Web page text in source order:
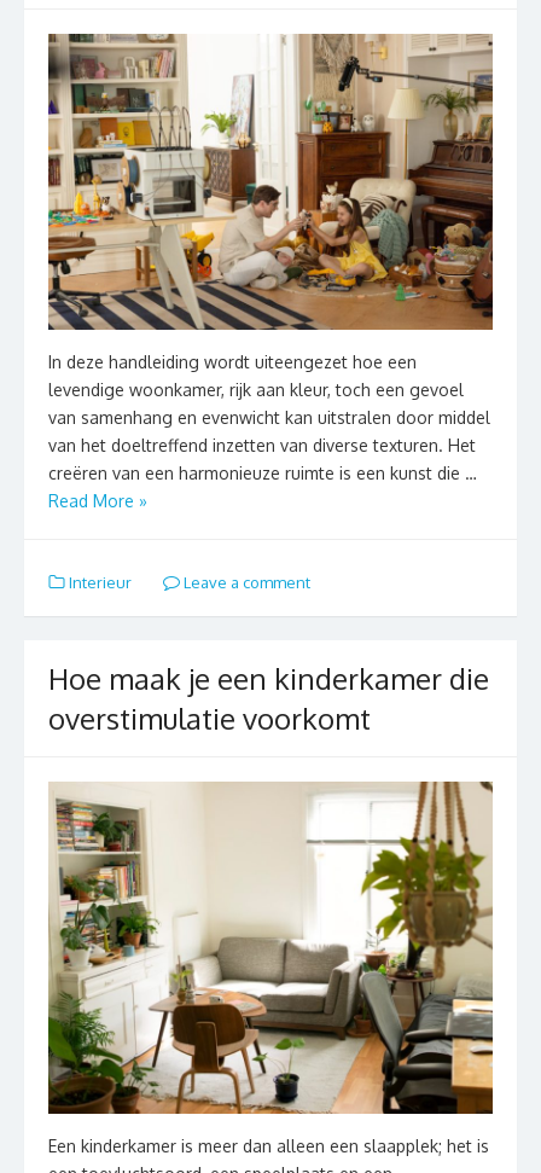
In deze handleiding wordt uiteengezet hoe een
levendige woonkamer, rijk aan kleur, toch een gevoel
van samenhang en evenwicht kan uitstralen door middel
van het doeltreffend inzetten van diverse texturen. Het
creëren van een harmonieuze ruimte is een kunst die …
Read More »
Interieur Leave a comment
Hoe maak je een kinderkamer die
overstimulatie voorkomt
Een kinderkamer is meer dan alleen een slaapplek; het is